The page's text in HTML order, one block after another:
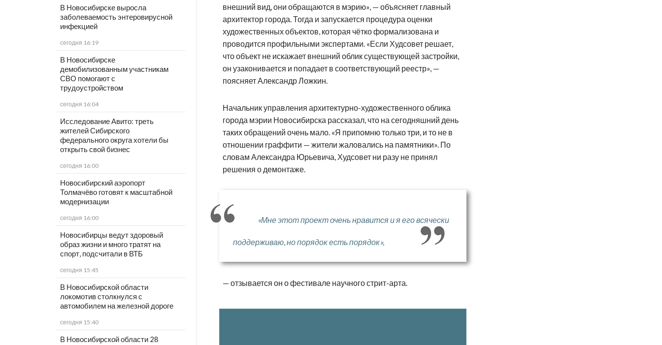
В Новосибирске выросла
заболеваемость энтеровирусной
инфекцией
сегодня 16:19
В Новосибирске
демобилизованным участникам
СВО помогают с
трудоустройством
сегодня 16:04
Исследование Авито: треть
жителей Сибирского
федерального округа хотели бы
открыть свой бизнес
сегодня 16:00
Новосибирский аэропорт
Толмачёво готовят к масштабной
модернизации
сегодня 16:00
Новосибирцы ведут здоровый
образ жизни и много тратят на
спорт, подсчитали в ВТБ
сегодня 15:45
В Новосибирской области
локомотив столкнулся с
автомобилем на железной дороге
сегодня 15:40
В Новосибирской области 28
внешний вид, они обращаются в мэрию», — объясняет главный
архитектор города. Тогда и запускается процедура оценки
художественных объектов, которая чётко формализована и
проводится профильными экспертами. «Если Худсовет решает,
что объект не искажает внешний облик существующей застройки,
он узаконивается и попадает в соответствующий реестр», —
поясняет Александр Ложкин.
Начальник управления архитектурно-художественного облика
города мэрии Новосибирска рассказал, что на сегодняшний день
таких обращений очень мало. «Я припомню только три, и то не в
отношении граффити — жители жаловались на памятники». По
словам Александра Юрьевича, Худсовет ни разу не принял
решения о демонтаже.
«Мне этот проект очень нравится и я его всячески
поддерживаю, но порядок есть порядок»,
— отзывается он о фестивале научного стрит-арта.